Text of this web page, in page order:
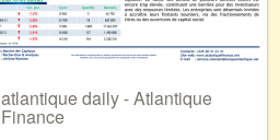
atlantique daily - Atlantique
Finance